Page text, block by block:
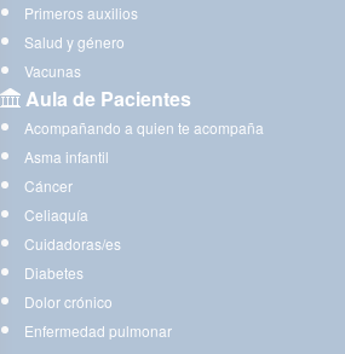
Primeros auxilios
Salud y género
Vacunas
Aula de Pacientes
Acompañando a quien te acompaña
Asma infantil
Cáncer
Celiaquía
Cuidadoras/es
Diabetes
Dolor crónico
Enfermedad pulmonar